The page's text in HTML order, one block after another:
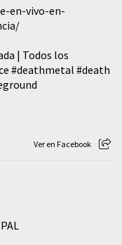
en-vivo-en-
| Todos los
#deathmetal #death
Ver en Facebook